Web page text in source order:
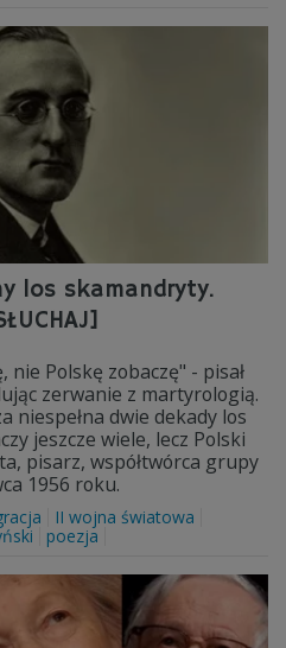
los skamandryty.
Polskę zobaczę" - pisał
zerwanie z martyrologią.
niespełna dwie dekady los
jeszcze wiele, lecz Polski
pisarz, współtwórca grupy
1956 roku.
II wojna światowa
poezja